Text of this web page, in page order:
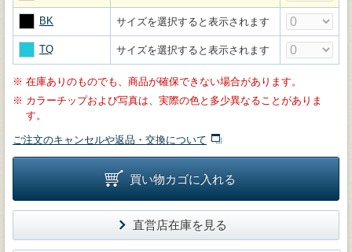
BK サイズを選択すると表示されます
TQ サイズを選択すると表示されます
※ 在庫ありのものでも、商品が確保できない場合があります。
※ カラーチップおよび写真は、実際の色と多少異なることがありま
す。
ご注文のキャンセルや返品・交換について
買い物カゴに入れる
直営店在庫を見る